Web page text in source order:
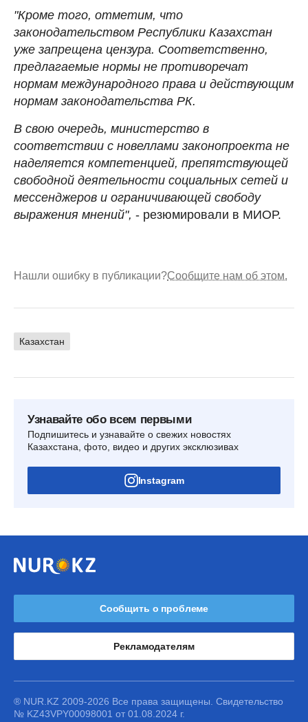
"Кроме того, отметим, что
законодательством Республики Казахстан
уже запрещена цензура. Соответственно,
предлагаемые нормы не противоречат
нормам международного права и действующим
нормам законодательства РК.
В свою очередь, министерство в
соответствии с новеллами законопроекта не
наделяется компетенцией, препятствующей
свободной деятельности социальных сетей и
мессенджеров и ограничивающей свободу
выражения мнений", - резюмировали в МИОР.
Нашли ошибку в публикации?Сообщите нам об этом.
Казахстан
Узнавайте обо всем первыми
Подпишитесь и узнавайте о свежих новостях
Казахстана, фото, видео и других эксклюзивах
Instagram
Сообщить о проблеме
Рекламодателям
® NUR.KZ 2009-2026 Все права защищены. Свидетельство
№ KZ43VPY00098001 от 01.08.2024 г.